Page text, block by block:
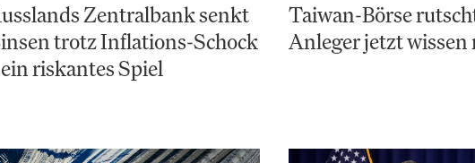
Zentralbank senkt
trotz Inflations-Schock
riskantes Spiel
Taiwan-Börse
Anleger jetzt wissen